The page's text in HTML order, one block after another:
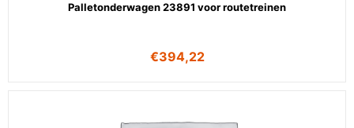
Palletonderwagen 23891 voor routetreinen
€394,22